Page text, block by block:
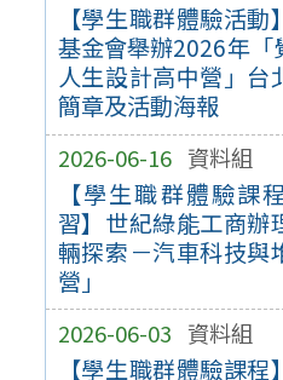
【學生職群體驗活
基金會舉辦2026年「
人生設計高中營」台
簡章及活動海報
2026-06-16 資料組
【學生職群體驗課
習】世紀綠能工商辦
輛探索－汽車科技與
營」
2026-06-03 資料組
【學生職群體驗課程